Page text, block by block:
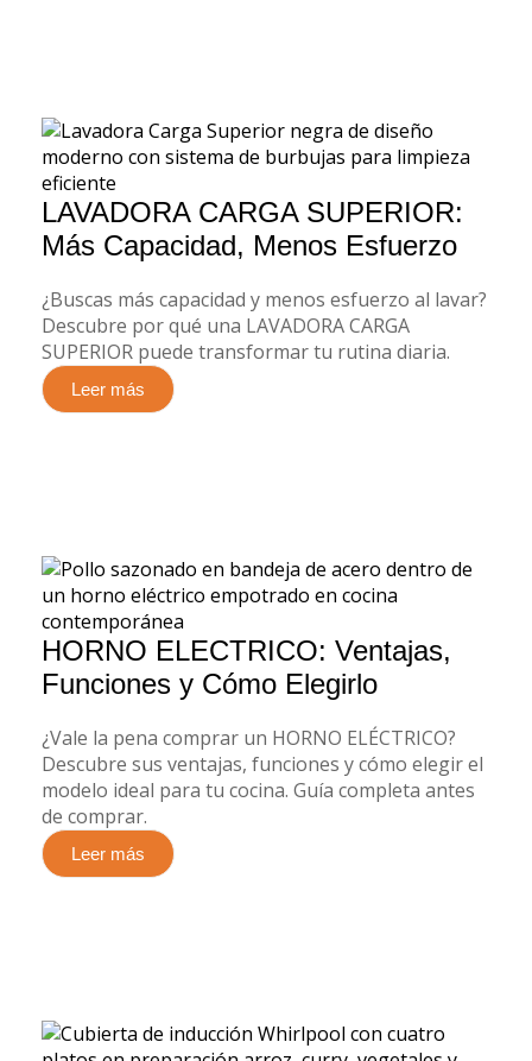
LAVADORA CARGA SUPERIOR:
Más Capacidad, Menos Esfuerzo
¿Buscas más capacidad y menos esfuerzo al lavar?
Descubre por qué una LAVADORA CARGA
SUPERIOR puede transformar tu rutina diaria.
Leer más
HORNO ELECTRICO: Ventajas,
Funciones y Cómo Elegirlo
¿Vale la pena comprar un HORNO ELÉCTRICO?
Descubre sus ventajas, funciones y cómo elegir el
modelo ideal para tu cocina. Guía completa antes
de comprar.
Leer más